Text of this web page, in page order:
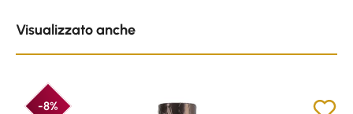
Visualizzato anche
-8%